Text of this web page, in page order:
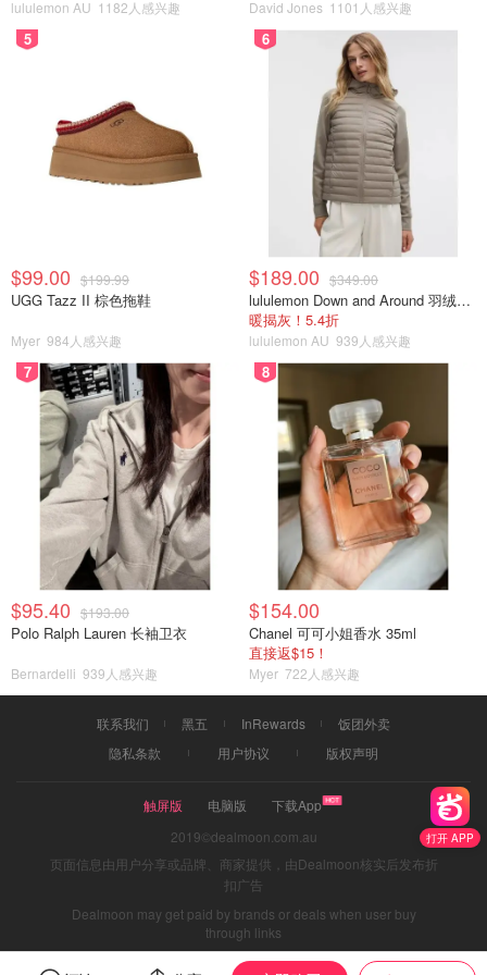
打开 APP
lululemon AU 1182人感兴趣 David Jones 1101人感兴趣
5
$99.00 $199.99
UGG Tazz II 棕色拖鞋
Myer 984人感兴趣
6
$189.00 $349.00
lululemon Down and Around 羽绒夹克
暖揭灰！5.4折
lululemon AU 939人感兴趣
7
$95.40 $193.00
Polo Ralph Lauren 长袖卫衣
Bernardelli 939人感兴趣
8
$154.00
Chanel 可可小姐香水 35ml
直接返$15！
Myer 722人感兴趣
联系我们 黑五 InRewards
饭团外卖
隐私条款
用户协议 版权声明
触屏版 电脑版
下载App
2019©dealmoon.com.au
页面信息由用户分享或品牌、商家提供，由Dealmoon核实后发布折
扣广告
Dealmoon may get paid by brands or deals when user buy
through links